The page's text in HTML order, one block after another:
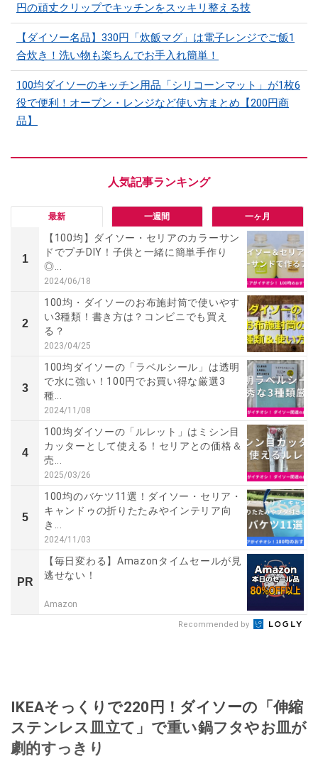
円の頑丈クリップでキッチンをスッキリ整える技
【ダイソー名品】330円「炊飯マグ」は電子レンジでご飯1
合炊き！洗い物も楽ちんでお手入れ簡単！
100均ダイソーのキッチン用品「シリコーンマット」​​が1枚6
役で便利！オーブン・レンジなど使い方まとめ【200円商
品】
最新 一週間 一ヶ月
1
【100均】ダイソー・セリアのカラーサン
ドでプチDIY！子供と一緒に簡単手作り
◎...
2024/06/18
2
100均・ダイソーのお布施封筒で使いやす
い3種類！書き方は？コンビニでも買え
る？
2023/04/25
3
100均ダイソーの「ラベルシール」は透明
で水に強い！100円でお買い得な厳選3
種...
2024/11/08
4
100均ダイソーの「ルレット」はミシン目
カッターとして使える！セリアとの価格＆
売...
2025/03/26
5
100均のバケツ11選！ダイソー・セリア・
キャンドゥの折りたたみやインテリア向
き...
2024/11/03
PR
【毎日変わる】Amazonタイムセールが見
逃せない！
Amazon
Recommended by
IKEAそっくりで220円！ダイソーの「伸縮
ステンレス皿立て」で重い鍋フタやお皿が
劇的すっきり